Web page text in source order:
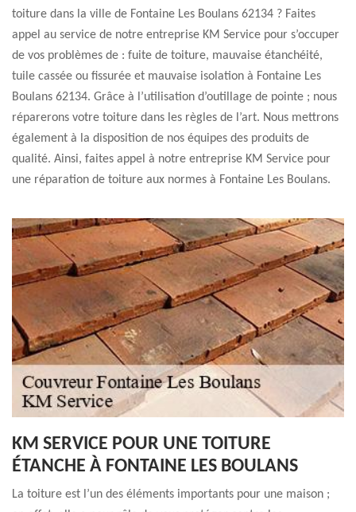
toiture dans la ville de Fontaine Les Boulans 62134 ? Faites
appel au service de notre entreprise KM Service pour s’occuper
de vos problèmes de : fuite de toiture, mauvaise étanchéité,
tuile cassée ou fissurée et mauvaise isolation à Fontaine Les
Boulans 62134. Grâce à l’utilisation d’outillage de pointe ; nous
réparerons votre toiture dans les règles de l’art. Nous mettrons
également à la disposition de nos équipes des produits de
qualité. Ainsi, faites appel à notre entreprise KM Service pour
une réparation de toiture aux normes à Fontaine Les Boulans.
KM SERVICE POUR UNE TOITURE
ÉTANCHE À FONTAINE LES BOULANS
La toiture est l’un des éléments importants pour une maison ;